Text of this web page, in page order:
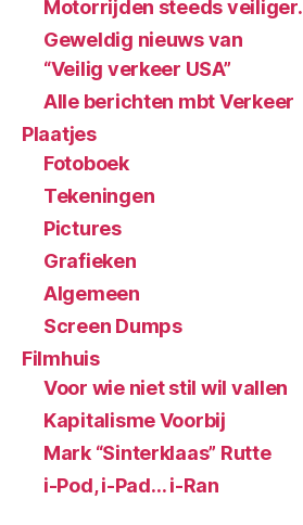
Motorrijden steeds veiliger.
Geweldig nieuws van
“Veilig verkeer USA”
Alle berichten mbt Verkeer
Plaatjes
Fotoboek
Tekeningen
Pictures
Grafieken
Algemeen
Screen Dumps
Filmhuis
Voor wie niet stil wil vallen
Kapitalisme Voorbij
Mark “Sinterklaas” Rutte
i-Pod, i-Pad… i-Ran